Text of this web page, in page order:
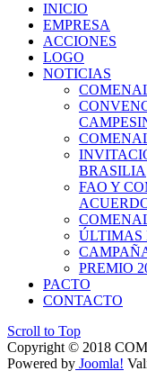
INICIO
EMPRESA
ACCIONES
LOGO
NOTICIAS
BRASILIA
FAO Y
ÚLTIMAS
PREMIO
PACTO
CONTACTO
Scroll to Top
Copyright © 2018
Powered by Joomla!